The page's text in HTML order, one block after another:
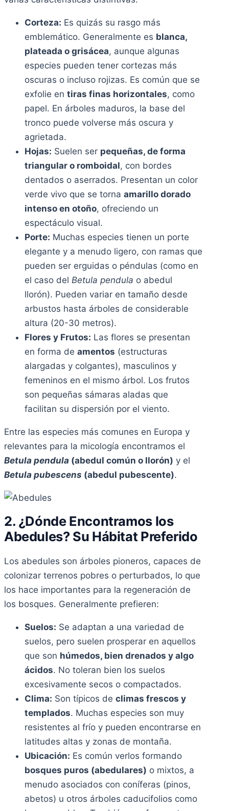
Corteza: Es quizás su rasgo más
emblemático. Generalmente es blanca,
plateada o grisácea, aunque algunas
especies pueden tener cortezas más
oscuras o incluso rojizas. Es común que se
exfolie en tiras finas horizontales, como
papel. En árboles maduros, la base del
tronco puede volverse más oscura y
agrietada.
Hojas: Suelen ser pequeñas, de forma
triangular o romboidal, con bordes
dentados o aserrados. Presentan un color
verde vivo que se torna amarillo dorado
intenso en otoño, ofreciendo un
espectáculo visual.
Porte: Muchas especies tienen un porte
elegante y a menudo ligero, con ramas que
pueden ser erguidas o péndulas (como en
el caso del Betula pendula o abedul
llorón). Pueden variar en tamaño desde
arbustos hasta árboles de considerable
altura (20-30 metros).
Flores y Frutos: Las flores se presentan
en forma de amentos (estructuras
alargadas y colgantes), masculinos y
femeninos en el mismo árbol. Los frutos
son pequeñas sámaras aladas que
facilitan su dispersión por el viento.
Entre las especies más comunes en Europa y
relevantes para la micología encontramos el
Betula pendula (abedul común o llorón) y el
Betula pubescens (abedul pubescente).
2. ¿Dónde Encontramos los
Abedules? Su Hábitat Preferido
Los abedules son árboles pioneros, capaces de
colonizar terrenos pobres o perturbados, lo que
los hace importantes para la regeneración de
los bosques. Generalmente prefieren:
Suelos: Se adaptan a una variedad de
suelos, pero suelen prosperar en aquellos
que son húmedos, bien drenados y algo
ácidos. No toleran bien los suelos
excesivamente secos o compactados.
Clima: Son típicos de climas frescos y
templados. Muchas especies son muy
resistentes al frío y pueden encontrarse en
latitudes altas y zonas de montaña.
Ubicación: Es común verlos formando
bosques puros (abedulares) o mixtos, a
menudo asociados con coníferas (pinos,
abetos) u otros árboles caducifolios como